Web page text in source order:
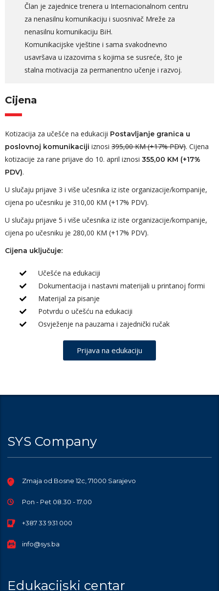
Član je zajednice trenera u Internacionalnom centru
za nenasilnu komunikaciju i suosnivač Mreže za
nenasilnu komunikaciju BiH.
Komunikacijske vještine i sama svakodnevno
usavršava u izazovima s kojima se susreće, što je
stalna motivacija za permanentno učenje i razvoj.
Cijena
Kotizacija za učešće na edukaciji Postavljanje granica u
poslovnoj komunikaciji iznosi 395,00 KM (+17% PDV). Cijena
kotizacije za rane prijave do 10. april iznosi 355,00 KM (+17%
PDV).
U slučaju prijave 3 i više učesnika iz iste organizacije/kompanije,
cijena po učesniku je 310,00 KM (+17% PDV).
U slučaju prijave 5 i više učesnika iz iste organizacije/kompanije,
cijena po učesniku je 280,00 KM (+17% PDV).
Cijena uključuje:
Učešće na edukaciji
Dokumentacija i nastavni materijali u printanoj formi
Materijal za pisanje
Potvrdu o učešću na edukaciji
Osvježenje na pauzama i zajednički ručak
Prijava na edukaciju
SYS Company
Zmaja od Bosne 12c, 71000 Sarajevo
Pon - Pet 08.30 - 17.00
+387 33 931 000
info@sys.ba
Edukacijski centar